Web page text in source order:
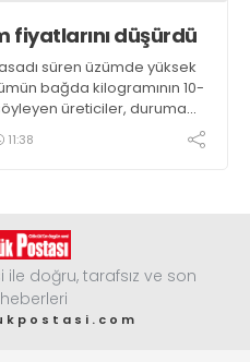
fiyatlarını düşürdü
süren üzümde yüksek
bağda kilogramının 10-
üreticiler, duruma
11:38
ile doğru, tarafsız ve son